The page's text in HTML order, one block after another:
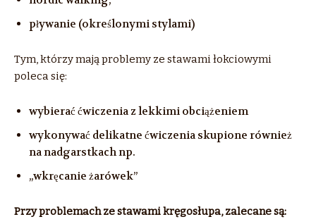
pływanie (określonymi stylami)
Tym, którzy mają problemy ze stawami łokciowymi
poleca się:
wybierać ćwiczenia z lekkimi obciążeniem
wykonywać delikatne ćwiczenia skupione również
na nadgarstkach np.
„wkręcanie żarówek”
Przy problemach ze stawami kręgosłupa, zalecane są: